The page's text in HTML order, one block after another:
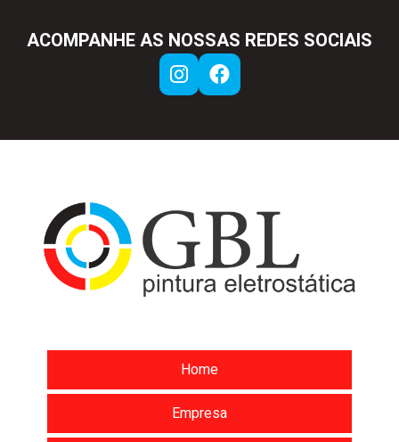
ACOMPANHE AS NOSSAS REDES SOCIAIS
Home
Empresa